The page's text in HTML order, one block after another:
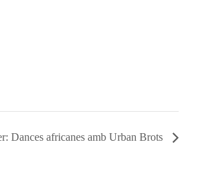
Dances africanes amb Urban Brots